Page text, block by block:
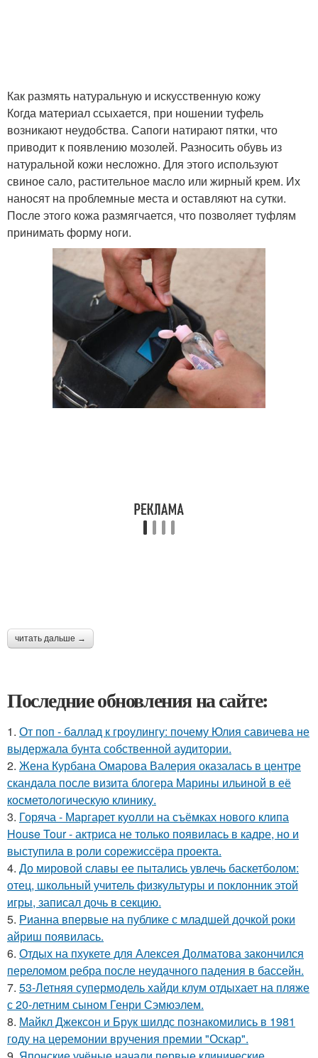
Как размять натуральную и искусственную кожу
Когда материал ссыхается, при ношении туфель
возникают неудобства. Сапоги натирают пятки, что
приводит к появлению мозолей. Разносить обувь из
натуральной кожи несложно. Для этого используют
свиное сало, растительное масло или жирный крем. Их
наносят на проблемные места и оставляют на сутки.
После этого кожа размягчается, что позволяет туфлям
принимать форму ноги.
читать дальше →
Последние обновления на сайте:
1. От поп - баллад к гроулингу: почему Юлия савичева не
выдержала бунта собственной аудитории.
2. Жена Курбана Омарова Валерия оказалась в центре
скандала после визита блогера Марины ильиной в её
косметологическую клинику.
3. Горяча - Маргарет куолли на съёмках нового клипа
House Tour - актриса не только появилась в кадре, но и
выступила в роли сорежиссёра проекта.
4. До мировой славы ее пытались увлечь баскетболом:
отец, школьный учитель физкультуры и поклонник этой
игры, записал дочь в секцию.
5. Рианна впервые на публике с младшей дочкой роки
айриш появилась.
6. Отдых на пхукете для Алексея Долматова закончился
переломом ребра после неудачного падения в бассейн.
7. 53-Летняя супермодель хайди клум отдыхает на пляже
с 20-летним сыном Генри Сэмюэлем.
8. Майкл Джексон и Брук шилдс познакомились в 1981
году на церемонии вручения премии "Оскар".